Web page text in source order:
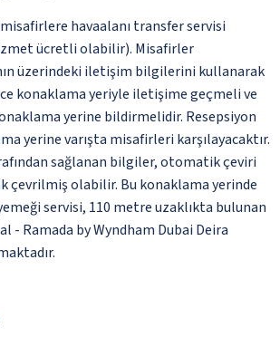
havaalanı transfer servisi
ücretli olabilir). Misafirler
üzerindeki iletişim bilgilerini kullanarak
konaklama yeriyle iletişime geçmeli ve
yerine bildirmelidir. Resepsiyon
yerine varışta misafirleri karşılayacaktır.
sağlanan bilgiler, otomatik çeviri
çevrilmiş olabilir. Bu konaklama yerinde
servisi, 110 metre uzaklıkta bulunan
- Ramada by Wyndham Dubai Deira